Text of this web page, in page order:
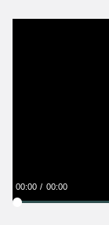
00:00 00:00